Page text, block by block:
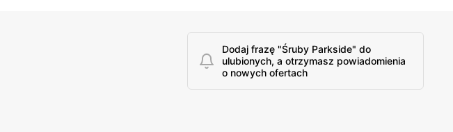
Dodaj frazę "Śruby Parkside" do
ulubionych, a otrzymasz powiadomienia
o nowych ofertach